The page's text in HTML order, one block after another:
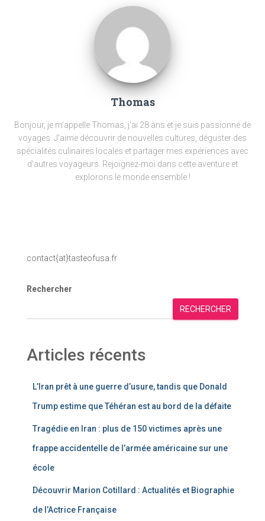
Thomas
Bonjour, je m'appelle Thomas, j'ai 28 ans et je suis passionné de
voyages. J'aime découvrir de nouvelles cultures, déguster des
spécialités culinaires locales et partager mes expériences avec
d'autres voyageurs. Rejoignez-moi dans cette aventure et
explorons le monde ensemble !
contact{at}tasteofusa.fr
Rechercher
RECHERCHER
Articles récents
L’Iran prêt à une guerre d’usure, tandis que Donald
Trump estime que Téhéran est au bord de la défaite
Tragédie en Iran : plus de 150 victimes après une
frappe accidentelle de l’armée américaine sur une
école
Découvrir Marion Cotillard : Actualités et Biographie
de l’Actrice Française